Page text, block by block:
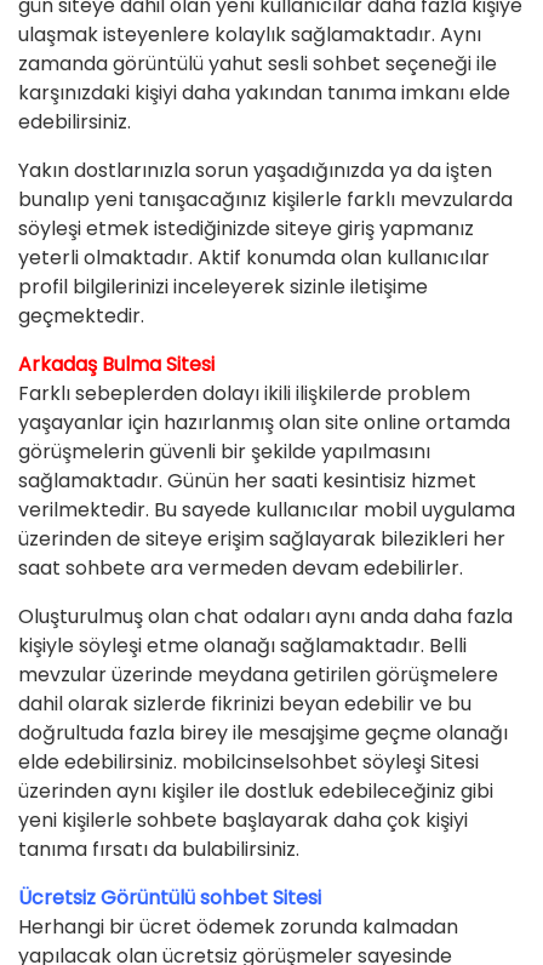
ulaşmak isteyenlere kolaylık sağlamaktadır. Aynı
zamanda görüntülü yahut sesli sohbet seçeneği ile
karşınızdaki kişiyi daha yakından tanıma imkanı elde
edebilirsiniz.
Yakın dostlarınızla sorun yaşadığınızda ya da işten
bunalıp yeni tanışacağınız kişilerle farklı mevzularda
söyleşi etmek istediğinizde siteye giriş yapmanız
yeterli olmaktadır. Aktif konumda olan kullanıcılar
profil bilgilerinizi inceleyerek sizinle iletişime
geçmektedir.
Arkadaş Bulma Sitesi
Farklı sebeplerden dolayı ikili ilişkilerde problem
yaşayanlar için hazırlanmış olan site online ortamda
görüşmelerin güvenli bir şekilde yapılmasını
sağlamaktadır. Günün her saati kesintisiz hizmet
verilmektedir. Bu sayede kullanıcılar mobil uygulama
üzerinden de siteye erişim sağlayarak bilezikleri her
saat sohbete ara vermeden devam edebilirler.
Oluşturulmuş olan chat odaları aynı anda daha fazla
kişiyle söyleşi etme olanağı sağlamaktadır. Belli
mevzular üzerinde meydana getirilen görüşmelere
dahil olarak sizlerde fikrinizi beyan edebilir ve bu
doğrultuda fazla birey ile mesajşime geçme olanağı
elde edebilirsiniz. mobilcinselsohbet söyleşi Sitesi
üzerinden aynı kişiler ile dostluk edebileceğiniz gibi
yeni kişilerle sohbete başlayarak daha çok kişiyi
tanıma fırsatı da bulabilirsiniz.
Ücretsiz Görüntülü sohbet Sitesi
Herhangi bir ücret ödemek zorunda kalmadan
yapılacak olan ücretsiz görüşmeler sayesinde